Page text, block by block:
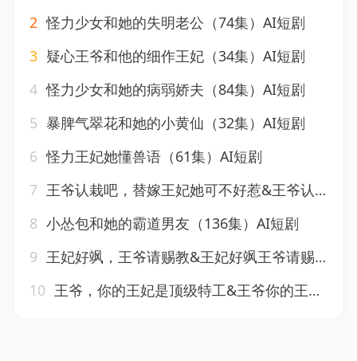
2 怪力少女和她的失明老公（74集）AI短剧
3 疑心王爷和他的细作王妃（34集）AI短剧
4 怪力少女和她的病弱娇夫（84集）AI短剧
5 暴脾气翠花和她的小黄仙（32集）AI短剧
6 怪力王妃她懂兽语（61集）AI短剧
7 王爷认栽吧，替嫁王妃她可不好惹&王爷认栽吧替嫁王妃她可不好惹（109集）AI短剧
8 小怂包和她的霸道男友（136集）AI短剧
9 王妃好飒，王爷请赐教&王妃好飒王爷请赐教（58集）AI短剧
10 王爷，你的王妃是顶级特工&王爷你的王妃是顶级特工（70集）AI短剧